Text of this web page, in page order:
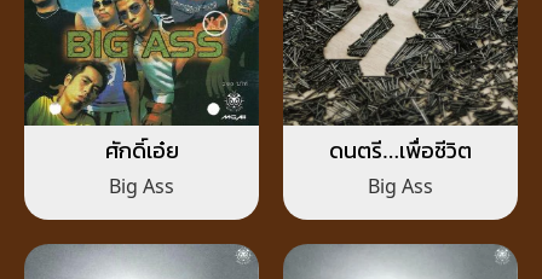
ศักดิ์เอ๋ย
Big Ass
ดนตรี…เพื่อชีวิต
Big Ass